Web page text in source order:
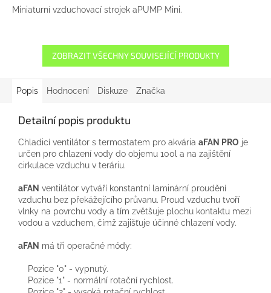
Miniaturní vzduchovací strojek aPUMP Mini.
ZOBRAZIT VŠECHNY SOUVISEJÍCÍ PRODUKTY
Popis Hodnocení Diskuze Značka
Detailní popis produktu
Chladicí ventilátor s termostatem pro akvária aFAN PRO je
určen pro chlazení vody do objemu 100l a na zajištění
cirkulace vzduchu v teráriu.
aFAN ventilátor vytváří konstantní laminární proudění
vzduchu bez překážejícího průvanu. Proud vzduchu tvoří
vlnky na povrchu vody a tím zvětšuje plochu kontaktu mezi
vodou a vzduchem, čímž zajišťuje účinné chlazení vody.
aFAN má tři operačné módy:
Pozice "0" - vypnutý.
Pozice "1" - normální rotační rychlost.